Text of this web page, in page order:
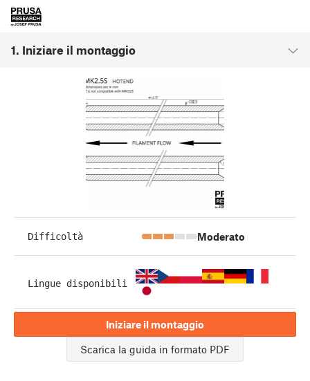
1. Iniziare il montaggio
Difficoltà Moderato
Lingue disponibili
Iniziare il montaggio
Scarica la guida in formato PDF